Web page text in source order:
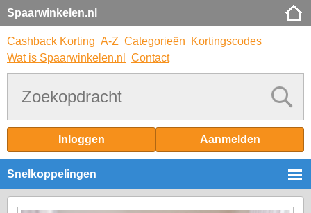
Spaarwinkelen.nl
Cashback Korting A-Z Categorieën
Kortingscodes
Wat is Spaarwinkelen.nl
Contact
Inloggen Aanmelden
Snelkoppelingen